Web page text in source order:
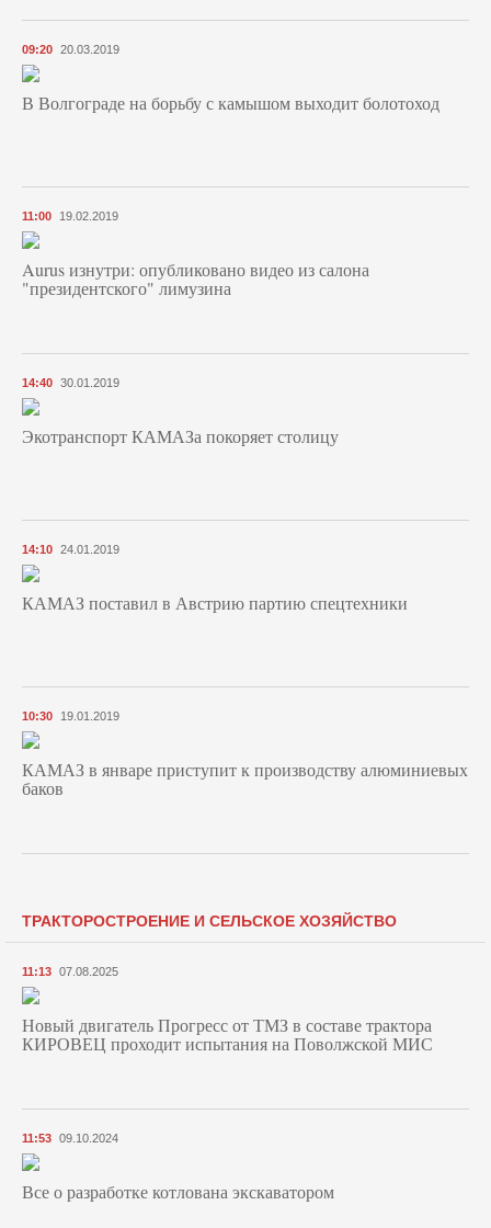
09:20 20.03.2019
В Волгограде на борьбу с камышом выходит болотоход
11:00 19.02.2019
Aurus изнутри: опубликовано видео из салона
"президентского" лимузина
14:40 30.01.2019
Экотранспорт КАМАЗа покоряет столицу
14:10 24.01.2019
КАМАЗ поставил в Австрию партию спецтехники
10:30 19.01.2019
КАМАЗ в январе приступит к производству алюминиевых
баков
ТРАКТОРОСТРОЕНИЕ И СЕЛЬСКОЕ ХОЗЯЙСТВО
11:13 07.08.2025
Новый двигатель Прогресс от ТМЗ в составе трактора
КИРОВЕЦ проходит испытания на Поволжской МИС
11:53 09.10.2024
Все о разработке котлована экскаватором